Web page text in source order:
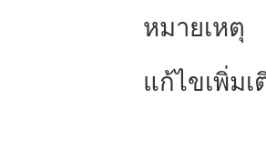
หมายเหตุ
แก้ไขเพิ่มเ